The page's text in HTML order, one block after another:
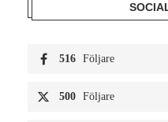
516 Följare
500 Följare